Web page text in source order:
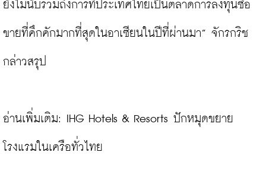
ยังไม่นับรวมถึงการที่ประเทศไทยเป็นตลาดการลงทุนซื้อ
ขายที่คึกคักมากที่สุดในอาเซียนในปีที่ผ่านมา” จักรกริช
กล่าวสรุป
อ่านเพิ่มเติม: IHG Hotels & Resorts ปักหมุดขยาย
โรงแรมในเครือทั่วไทย